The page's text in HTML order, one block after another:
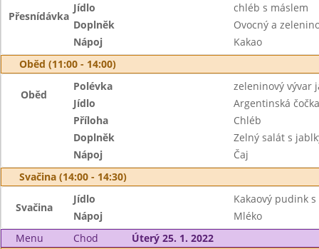
Přesnídávka
Jídlo
chléb s máslem
Doplněk
Ovocný a
Nápoj
Kakao
Oběd (11:00 - 14:00)
Oběd
Polévka
zeleninový vývar
Jídlo
Argentinská čočka
Příloha
Chléb
Doplněk
Zelný salát s
Nápoj
Čaj
Svačina (14:00 - 14:30)
Svačina
Jídlo
Kakaový pudink
Nápoj
Mléko
Menu
Chod
Úterý 25. 1. 2022